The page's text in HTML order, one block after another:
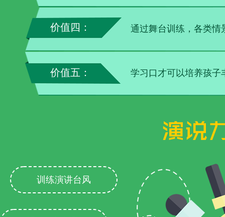
价值四： 通过舞台训练，各类情
价值五： 学习口才可以培养孩子
训练演讲台风